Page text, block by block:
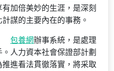
加倍美妙的生涯，是深刻
謀的主要內在的事務。
包養網辦事系統，是處理
人力資本社會保證部計劃
進看法貫徹落實，將采取